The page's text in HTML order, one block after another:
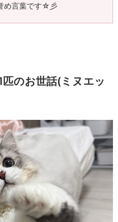
め言葉です☆彡
のお世話(ミヌエッ